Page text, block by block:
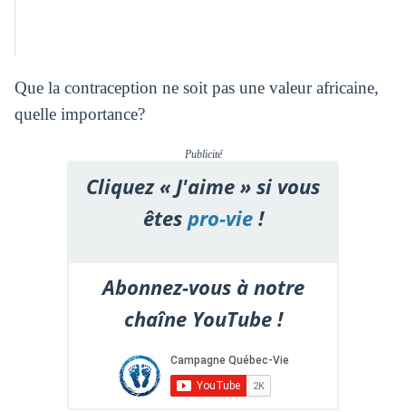
Que la contraception ne soit pas une valeur africaine,
quelle importance?
Publicité
Cliquez « J'aime » si vous
êtespro-vie!
Abonnez-vous à notre
chaîne YouTube !